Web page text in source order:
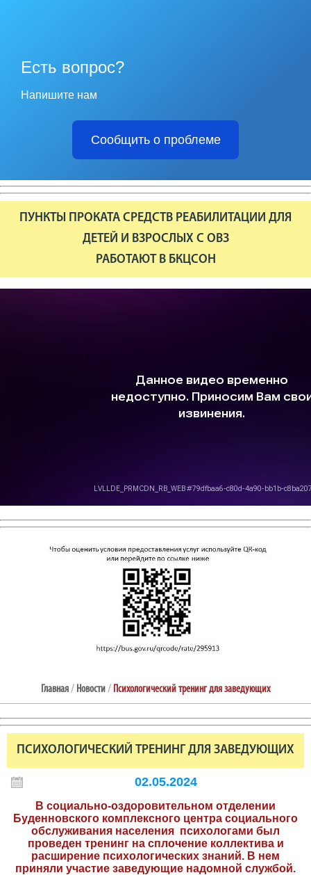
Есть вопрос?
Напишите нам
Сообщить о проблеме
ПУНКТЫ ПРОКАТА СРЕДСТВ РЕАБИЛИТАЦИИ ДЛЯ
ДЕТЕЙ И ВЗРОСЛЫХ С ОВЗ
РАБОТАЮТ В БКЦСОН
Главная/ Новости/ Психологический тренинг для заведующих
ПСИХОЛОГИЧЕСКИЙ ТРЕНИНГ ДЛЯ ЗАВЕДУЮЩИХ
02.05.2024
В социально-оздоровительном отделении
Буденновского комплексного центра социального
обслуживания населения психологами был
проведен тренинг на сплочение коллектива и
расширение психологических знаний. В нем
приняли участие заведующие надомной службой.